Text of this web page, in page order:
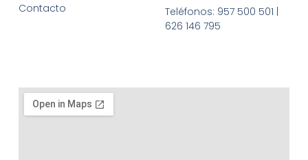
Contacto
Teléfonos: 957 500 501 |
626 146 795